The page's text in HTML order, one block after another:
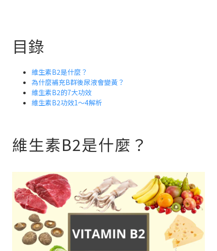
目錄
維生素B2是什麼？
為什麼補充B群後尿液會變黃？
維生素B2的7大功效
維生素B2功效1～4解析
維生素B2是什麼？